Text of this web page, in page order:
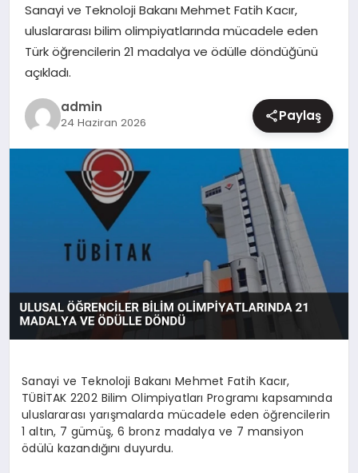
DÜNYA
MAGAZIN
Sanayi ve Teknoloji Bakanı Mehmet Fatih Kacır,
uluslararası bilim olimpiyatlarında mücadele eden
Türk öğrencilerin 21 madalya ve ödülle döndüğünü
açıkladı.
admin
24 Haziran 2026 Paylaş
Sanayi ve Teknoloji Bakanı Mehmet Fatih Kacır,
TÜBİTAK 2202 Bilim Olimpiyatları Programı kapsamında
uluslararası yarışmalarda mücadele eden öğrencilerin
1 altın, 7 gümüş, 6 bronz madalya ve 7 mansiyon
ödülü kazandığını duyurdu.